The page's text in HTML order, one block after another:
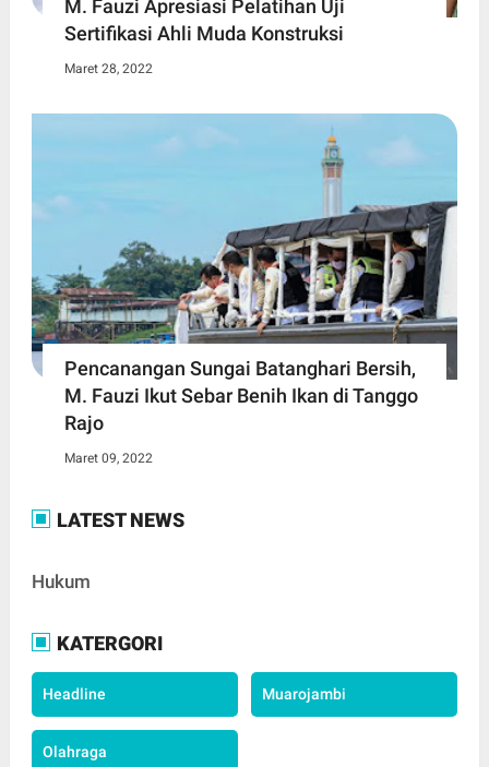
M. Fauzi Apresiasi Pelatihan Uji
Sertifikasi Ahli Muda Konstruksi
Maret 28, 2022
Pencanangan Sungai Batanghari Bersih,
M. Fauzi Ikut Sebar Benih Ikan di Tanggo
Rajo
Maret 09, 2022
LATEST NEWS
Hukum
KATERGORI
Headline Muarojambi
Olahraga